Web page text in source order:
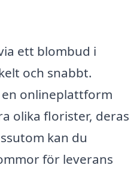
ett blombud i
och snabbt.
onlineplattform
olika florister, deras
kan du
för leverans